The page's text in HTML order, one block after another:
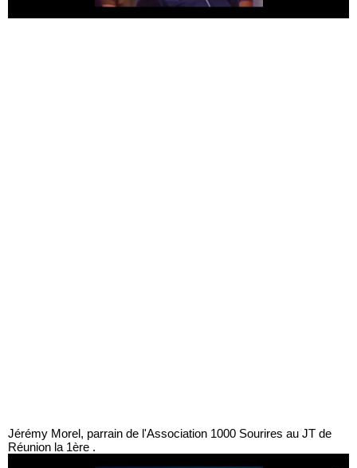
Jérémy Morel, parrain de l'Association 1000 Sourires au JT de
Réunion la 1ère .